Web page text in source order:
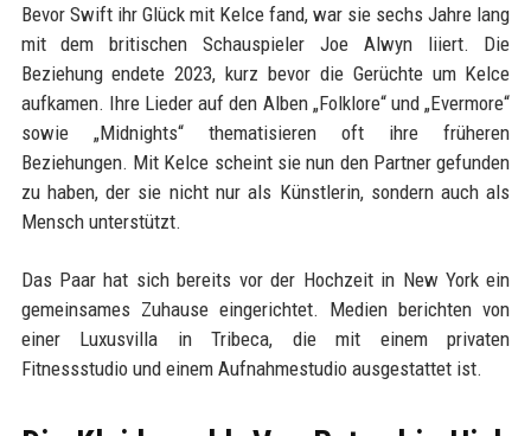
Bevor Swift ihr Glück mit Kelce fand, war sie sechs Jahre lang
mit dem britischen Schauspieler Joe Alwyn liiert. Die
Beziehung endete 2023, kurz bevor die Gerüchte um Kelce
aufkamen. Ihre Lieder auf den Alben „Folklore“ und „Evermore“
sowie „Midnights“ thematisieren oft ihre früheren
Beziehungen. Mit Kelce scheint sie nun den Partner gefunden
zu haben, der sie nicht nur als Künstlerin, sondern auch als
Mensch unterstützt.
Das Paar hat sich bereits vor der Hochzeit in New York ein
gemeinsames Zuhause eingerichtet. Medien berichten von
einer Luxusvilla in Tribeca, die mit einem privaten
Fitnessstudio und einem Aufnahmestudio ausgestattet ist.